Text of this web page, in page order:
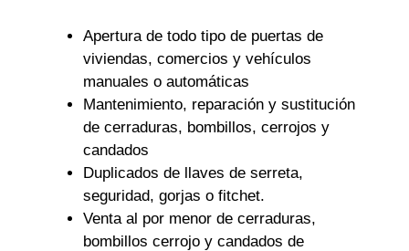
Apertura de todo tipo de puertas de
viviendas, comercios y vehículos
manuales o automáticas
Mantenimiento, reparación y sustitución
de cerraduras, bombillos, cerrojos y
candados
Duplicados de llaves de serreta,
seguridad, gorjas o fitchet.
Venta al por menor de cerraduras,
bombillos cerrojo y candados de